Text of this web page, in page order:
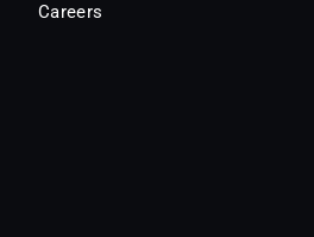
Careers